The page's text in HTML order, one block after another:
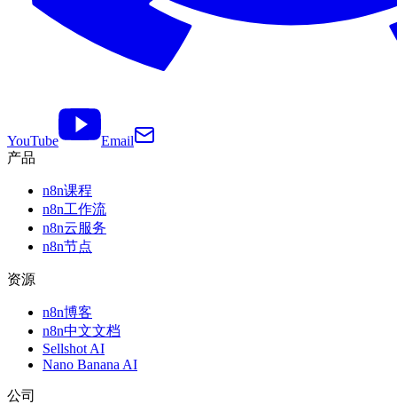
YouTube
Email
产品
n8n课程
n8n工作流
n8n云服务
n8n节点
资源
n8n博客
n8n中文文档
Sellshot AI
Nano Banana AI
公司